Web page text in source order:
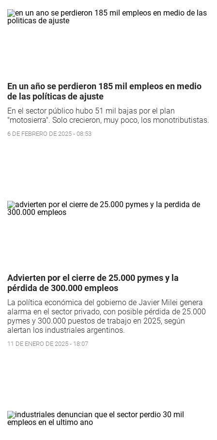
En un año se perdieron 185 mil empleos en medio
de las políticas de ajuste
En el sector público hubo 51 mil bajas por el plan
"motosierra". Solo crecieron, muy poco, los monotributistas.
6 DE FEBRERO DE 2025 - 08:53
Advierten por el cierre de 25.000 pymes y la
pérdida de 300.000 empleos
La política económica del gobierno de Javier Milei genera
alarma en el sector privado, con posible pérdida de 25.000
pymes y 300.000 puestos de trabajo en 2025, según
alertan los industriales argentinos.
11 DE ENERO DE 2025 - 18:07